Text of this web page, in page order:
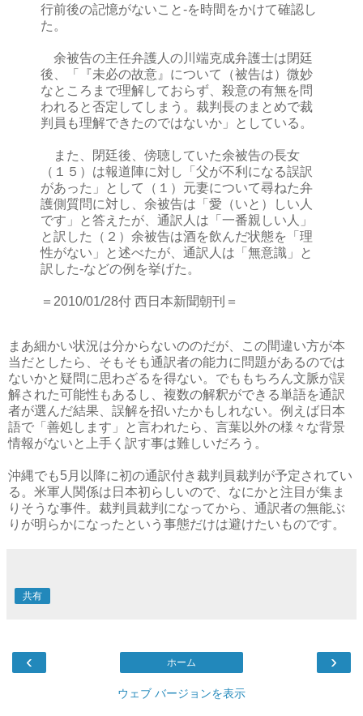
行前後の記憶がないこと‐を時間をかけて確認し
た。
余被告の主任弁護人の川端克成弁護士は閉廷
後、「『未必の故意』について（被告は）微妙
なところまで理解しておらず、殺意の有無を問
われると否定してしまう。裁判長のまとめで裁
判員も理解できたのではないか」としている。
また、閉廷後、傍聴していた余被告の長女
（１５）は報道陣に対し「父が不利になる誤訳
があった」として（１）元妻について尋ねた弁
護側質問に対し、余被告は「愛（いと）しい人
です」と答えたが、通訳人は「一番親しい人」
と訳した（２）余被告は酒を飲んだ状態を「理
性がない」と述べたが、通訳人は「無意識」と
訳した‐などの例を挙げた。
＝2010/01/28付 西日本新聞朝刊＝
まあ細かい状況は分からないののだが、この間違い方が本
当だとしたら、そもそも通訳者の能力に問題があるのでは
ないかと疑問に思わざるを得ない。でももちろん文脈が誤
解された可能性もあるし、複数の解釈ができる単語を通訳
者が選んだ結果、誤解を招いたかもしれない。例えば日本
語で「善処します」と言われたら、言葉以外の様々な背景
情報がないと上手く訳す事は難しいだろう。
沖縄でも5月以降に初の通訳付き裁判員裁判が予定されてい
る。米軍人関係は日本初らしいので、なにかと注目が集ま
りそうな事件。裁判員裁判になってから、通訳者の無能ぶ
りが明らかになったという事態だけは避けたいものです。
共有
‹ ›
ホーム
ウェブ バージョンを表示